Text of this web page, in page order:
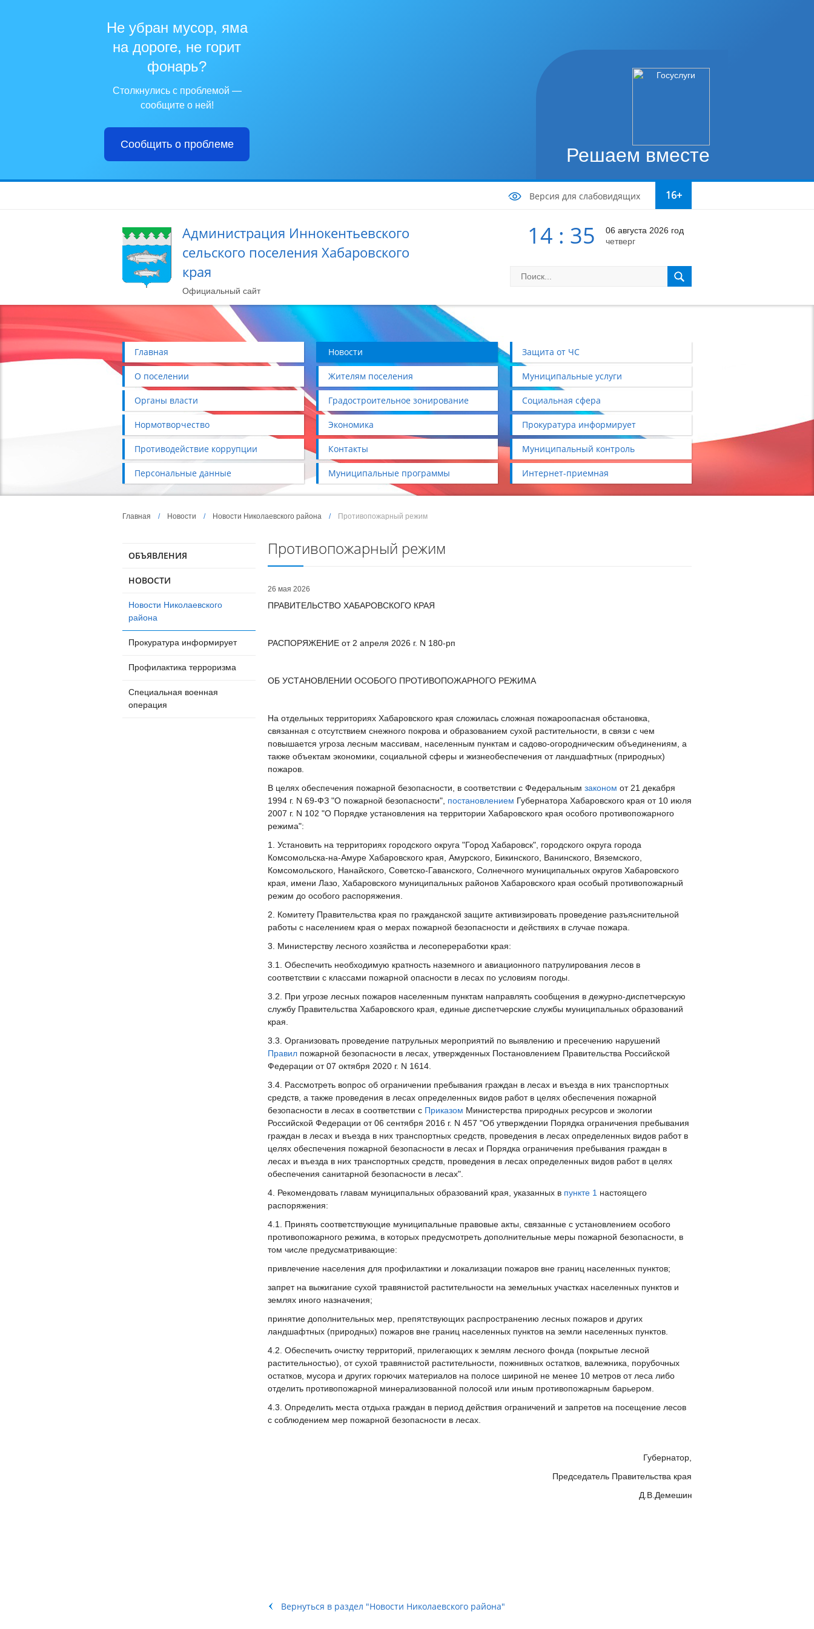
Решаем вместе
Не убран мусор, яма
на дороге, не горит
фонарь?
Столкнулись с проблемой —
сообщите о ней!
Сообщить о проблеме
Версия для слабовидящих 16+
Администрация Иннокентьевского
сельского поселения Хабаровского
края
Официальный сайт
14 : 35
06 августа 2026 год
четверг
Главная Новости Защита от ЧС
О поселении Жителям поселения Муниципальные услуги
Органы власти Градостроительное зонирование Социальная сфера
Нормотворчество Экономика Прокуратура информирует
Противодействие коррупции Контакты Муниципальный контроль
Персональные данные Муниципальные программы Интернет-приемная
Главная / Новости / Новости Николаевского района / Противопожарный режим
ОБЪЯВЛЕНИЯ
НОВОСТИ
Новости Николаевского
района
Прокуратура информирует
Профилактика терроризма
Специальная военная
операция
Противопожарный режим
26 мая 2026
ПРАВИТЕЛЬСТВО ХАБАРОВСКОГО КРАЯ
РАСПОРЯЖЕНИЕ от 2 апреля 2026 г. N 180-рп
ОБ УСТАНОВЛЕНИИ ОСОБОГО ПРОТИВОПОЖАРНОГО РЕЖИМА
На отдельных территориях Хабаровского края сложилась сложная пожароопасная обстановка,
связанная с отсутствием снежного покрова и образованием сухой растительности, в связи с чем
повышается угроза лесным массивам, населенным пунктам и садово-огородническим объединениям, а
также объектам экономики, социальной сферы и жизнеобеспечения от ландшафтных (природных)
пожаров.
В целях обеспечения пожарной безопасности, в соответствии с Федеральным законом от 21 декабря
1994 г. N 69-ФЗ "О пожарной безопасности", постановлением Губернатора Хабаровского края от 10 июля
2007 г. N 102 "О Порядке установления на территории Хабаровского края особого противопожарного
режима":
1. Установить на территориях городского округа "Город Хабаровск", городского округа города
Комсомольска-на-Амуре Хабаровского края, Амурского, Бикинского, Ванинского, Вяземского,
Комсомольского, Нанайского, Советско-Гаванского, Солнечного муниципальных округов Хабаровского
края, имени Лазо, Хабаровского муниципальных районов Хабаровского края особый противопожарный
режим до особого распоряжения.
2. Комитету Правительства края по гражданской защите активизировать проведение разъяснительной
работы с населением края о мерах пожарной безопасности и действиях в случае пожара.
3. Министерству лесного хозяйства и лесопереработки края:
3.1. Обеспечить необходимую кратность наземного и авиационного патрулирования лесов в
соответствии с классами пожарной опасности в лесах по условиям погоды.
3.2. При угрозе лесных пожаров населенным пунктам направлять сообщения в дежурно-диспетчерскую
службу Правительства Хабаровского края, единые диспетчерские службы муниципальных образований
края.
3.3. Организовать проведение патрульных мероприятий по выявлению и пресечению нарушений
Правил пожарной безопасности в лесах, утвержденных Постановлением Правительства Российской
Федерации от 07 октября 2020 г. N 1614.
3.4. Рассмотреть вопрос об ограничении пребывания граждан в лесах и въезда в них транспортных
средств, а также проведения в лесах определенных видов работ в целях обеспечения пожарной
безопасности в лесах в соответствии с Приказом Министерства природных ресурсов и экологии
Российской Федерации от 06 сентября 2016 г. N 457 "Об утверждении Порядка ограничения пребывания
граждан в лесах и въезда в них транспортных средств, проведения в лесах определенных видов работ в
целях обеспечения пожарной безопасности в лесах и Порядка ограничения пребывания граждан в
лесах и въезда в них транспортных средств, проведения в лесах определенных видов работ в целях
обеспечения санитарной безопасности в лесах".
4. Рекомендовать главам муниципальных образований края, указанных в пункте 1 настоящего
распоряжения:
4.1. Принять соответствующие муниципальные правовые акты, связанные с установлением особого
противопожарного режима, в которых предусмотреть дополнительные меры пожарной безопасности, в
том числе предусматривающие:
привлечение населения для профилактики и локализации пожаров вне границ населенных пунктов;
запрет на выжигание сухой травянистой растительности на земельных участках населенных пунктов и
землях иного назначения;
принятие дополнительных мер, препятствующих распространению лесных пожаров и других
ландшафтных (природных) пожаров вне границ населенных пунктов на земли населенных пунктов.
4.2. Обеспечить очистку территорий, прилегающих к землям лесного фонда (покрытые лесной
растительностью), от сухой травянистой растительности, пожнивных остатков, валежника, порубочных
остатков, мусора и других горючих материалов на полосе шириной не менее 10 метров от леса либо
отделить противопожарной минерализованной полосой или иным противопожарным барьером.
4.3. Определить места отдыха граждан в период действия ограничений и запретов на посещение лесов
с соблюдением мер пожарной безопасности в лесах.
Губернатор,
Председатель Правительства края
Д.В.Демешин
Вернуться в раздел "Новости Николаевского района"